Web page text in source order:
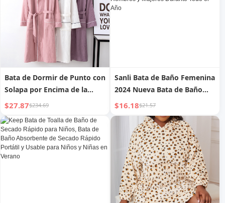
Bata de Dormir de Punto con
Solapa por Encima de la
Rodilla para el Hogar, Para
Hombre y Mujer, Primavera
y Otoño, Hotel, Aguas
Termales
$27.87$234.69
Sanli Bata de Baño Femenina
2024 Nueva Bata de Baño
Portátil con Capucha que el
Algodón Puro Absorbe Agua
de Secado Rápido Neutral
para Hombres y Mujeres
Durante Todo el Año
$16.18$21.57